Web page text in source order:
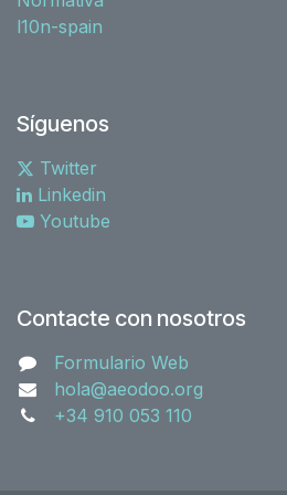
l10n-spain
Síguenos
Twitter
Linkedin
Youtube
Contacte con nosotros
Formulario Web
hola@aeodoo.org
+34 910 053 110